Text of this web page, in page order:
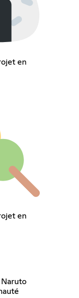
en
en
Naruto